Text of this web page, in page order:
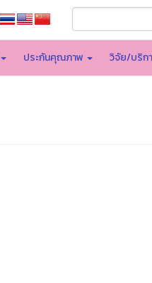
ประกันคุณภาพ วิจัย/บริก